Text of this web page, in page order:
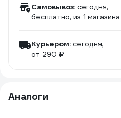
Самовывоз: сегодня,
бесплатно, из 1 магазина
Курьером: сегодня,
от 290 ₽
Аналоги